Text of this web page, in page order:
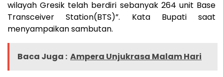
wilayah Gresik telah berdiri sebanyak 264 unit Base
Transceiver Station(BTS)”. Kata Bupati saat
menyampaikan sambutan.
Baca Juga : Ampera Unjukrasa Malam Hari